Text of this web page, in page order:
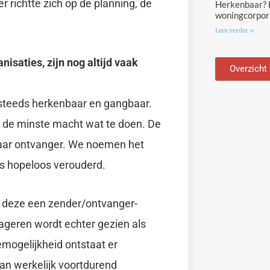
richtte zich op de planning, de
zijn nog altijd vaak
herkenbaar en gangbaar.
minste macht wat te doen. De
ontvanger. We noemen het
hopeloos verouderd.
een zender/ontvanger-
wordt echter gezien als
ontstaat er
werkelijk voortdurend
Herkenbaar?
Lees verder »
Overzicht